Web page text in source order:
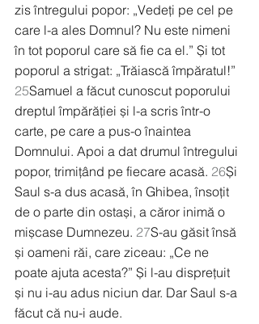
zis întregului popor: „Vedeți pe cel pe
care l-a ales Domnul? Nu este nimeni
în tot poporul care să fie ca el.” Și tot
poporul a strigat: „Trăiască împăratul!”
25Samuel a făcut cunoscut poporului
dreptul împărăției și l-a scris într-o
carte, pe care a pus-o înaintea
Domnului. Apoi a dat drumul întregului
popor, trimițând pe fiecare acasă. 26Și
Saul s-a dus acasă, în Ghibea, însoțit
de o parte din ostași, a căror inimă o
mișcase Dumnezeu. 27S-au găsit însă
și oameni răi, care ziceau: „Ce ne
poate ajuta acesta?” Și l-au disprețuit
și nu i-au adus niciun dar. Dar Saul s-a
făcut că nu-i aude.